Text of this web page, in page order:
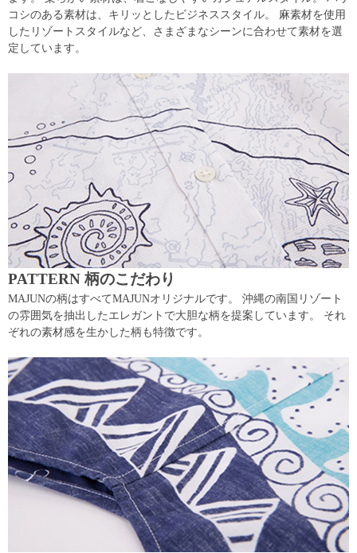
コシのある素材は、キリッとしたビジネススタイル。 麻素材を使用
したリゾートスタイルなど、さまざまなシーンに合わせて素材を選
定しています。
PATTERN 柄のこだわり
MAJUNの柄はすべてMAJUNオリジナルです。 沖縄の南国リゾート
の雰囲気を抽出したエレガントで大胆な柄を提案しています。 それ
ぞれの素材感を生かした柄も特徴です。